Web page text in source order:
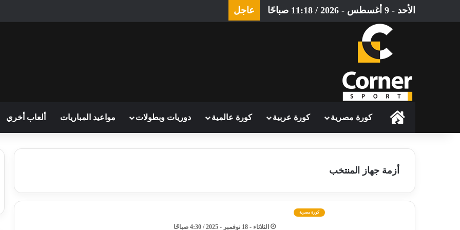
الأحد - 9 أغسطس - 2026 / 11:18 صباحًا عاجل
الرئيسيةكورة مصرية كورة عربية كورة عالمية دوريات وبطولات مواعيد المباريات ألعاب أخري
أزمة جهاز المنتخب
كورة مصرية
الثلاثاء - 18 نوفمبر - 2025 / 4:30 صباحًا